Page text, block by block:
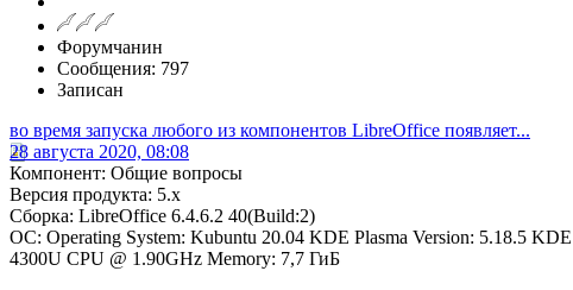
Форумчанин
Сообщения: 797
Записан
во время запуска любого из компонентов LibreOffice появляет...
28 августа 2020, 08:08
Компонент: Общие вопросы
Версия продукта: 5.x
Сборка: LibreOffice 6.4.6.2 40(Build:2)
ОС: Operating System: Kubuntu 20.04 KDE Plasma Version: 5.18.5
4300U CPU @ 1.90GHz Memory: 7,7 ГиБ